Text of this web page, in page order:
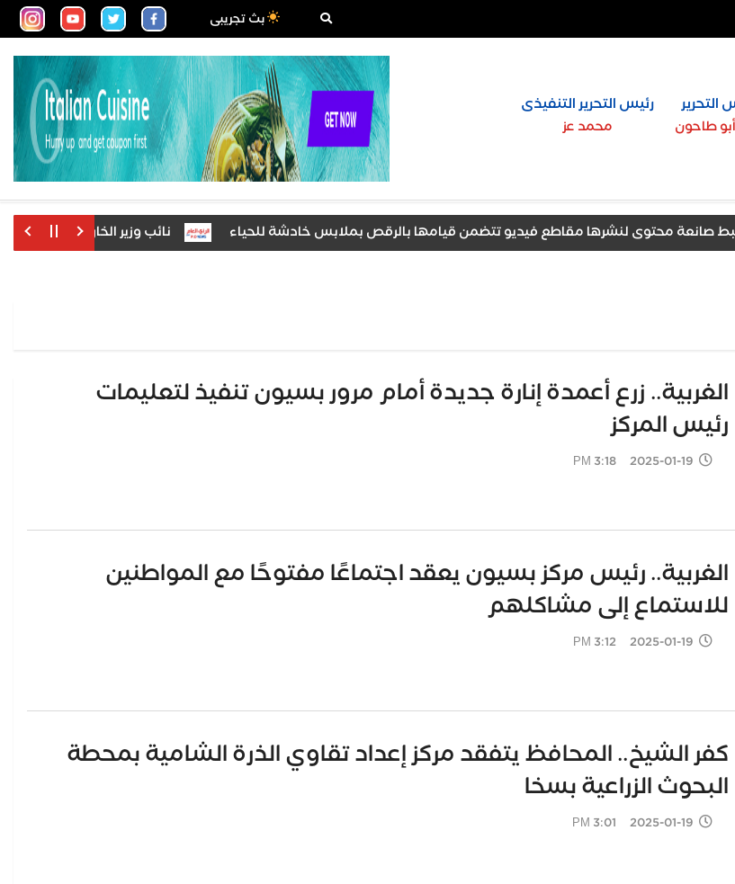
بث تجريبى
التحرير
أبو طاحون
رئيس التحرير التنفيذى
محمد عز
محتوى لنشرها مقاطع فيديو تتضمن قيامها بالرقص بملابس خادشة للحياء نائب وزير الخارجية يستقبل نظيره
الغربية.. زرع أعمدة إنارة جديدة أمام مرور بسيون تنفيذ لتعليمات
رئيس المركز
2025-01-19 3:18 PM
الغربية.. رئيس مركز بسيون يعقد اجتماعًا مفتوحًا مع المواطنين
للاستماع إلى مشاكلهم
2025-01-19 3:12 PM
كفر الشيخ.. المحافظ يتفقد مركز إعداد تقاوي الذرة الشامية بمحطة
البحوث الزراعية بسخا
2025-01-19 3:01 PM